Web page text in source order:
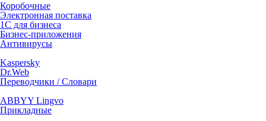
Коробочные
Электронная поставка
1С для бизнеса
Бизнес-приложения
Антивирусы
Kaspersky
Dr.Web
Переводчики / Словари
ABBYY Lingvo
Прикладные